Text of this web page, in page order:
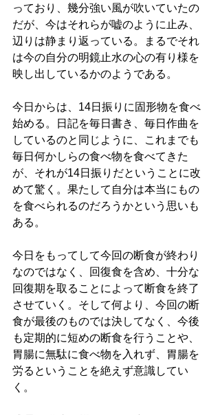
っており、幾分強い風が吹いていたの
だが、今はそれらが嘘のように止み、
辺りは静まり返っている。まるでそれ
は今の自分の明鏡止水の心の有り様を
映し出しているかのようである。
今日からは、14日振りに固形物を食べ
始める。日記を毎日書き、毎日作曲を
しているのと同じように、これまでも
毎日何かしらの食べ物を食べてきた
が、それが14日振りだということに改
めて驚く。果たして自分は本当にもの
を食べられるのだろうかという思いも
ある。
今日をもってして今回の断食が終わり
なのではなく、回復食を含め、十分な
回復期を取ることによって断食を終了
させていく。そして何より、今回の断
食が最後のものでは決してなく、今後
も定期的に短めの断食を行うことや、
胃腸に無駄に食べ物を入れず、胃腸を
労るということを絶えず意識してい
く。